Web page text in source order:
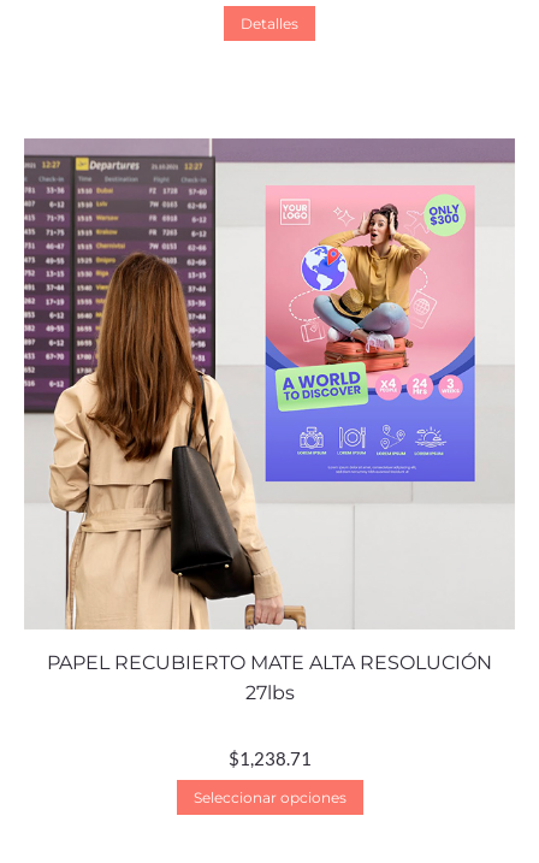
Detalles
PAPEL RECUBIERTO MATE ALTA RESOLUCIÓN
27lbs
$1,238.71
Seleccionar opciones